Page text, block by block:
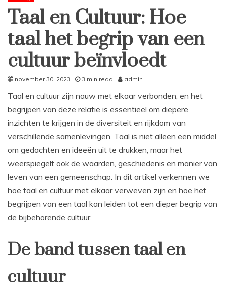
Taal en Cultuur: Hoe
taal het begrip van een
cultuur beïnvloedt
november 30, 2023 3 min read admin
Taal en cultuur zijn nauw met elkaar verbonden, en het
begrijpen van deze relatie is essentieel om diepere
inzichten te krijgen in de diversiteit en rijkdom van
verschillende samenlevingen. Taal is niet alleen een middel
om gedachten en ideeën uit te drukken, maar het
weerspiegelt ook de waarden, geschiedenis en manier van
leven van een gemeenschap. In dit artikel verkennen we
hoe taal en cultuur met elkaar verweven zijn en hoe het
begrijpen van een taal kan leiden tot een dieper begrip van
de bijbehorende cultuur.
De band tussen taal en
cultuur